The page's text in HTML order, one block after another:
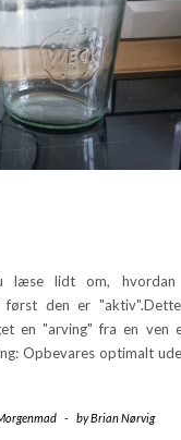
læse lidt om, hvordan
først den er
en "arving" fra en ven
Opbevares optimalt
- byBrian Nørvig